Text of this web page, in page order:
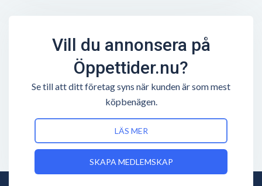
Vill du annonsera på
Öppettider.nu?
Se till att ditt företag syns när kunden är som mest
köpbenägen.
LÄS MER
SKAPA MEDLEMSKAP